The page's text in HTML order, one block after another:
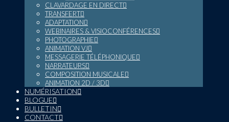
CLAVARDAGE EN DIRECT
TRANSFERT
ADAPTATION
WEBINAIRES & VISIOCONFÉRENCES
PHOTOGRAPHIE
ANIMATION VJ
MESSAGERIE TÉLÉPHONIQUE
NARRATEURS
COMPOSITION MUSICALE
ANIMATION 2D / 3D
NUMÉRISATION
BLOGUE
BULLETIN
CONTACT